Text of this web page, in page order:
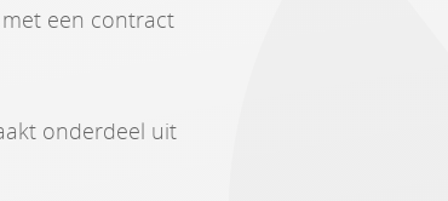
een contract
onderdeel uit